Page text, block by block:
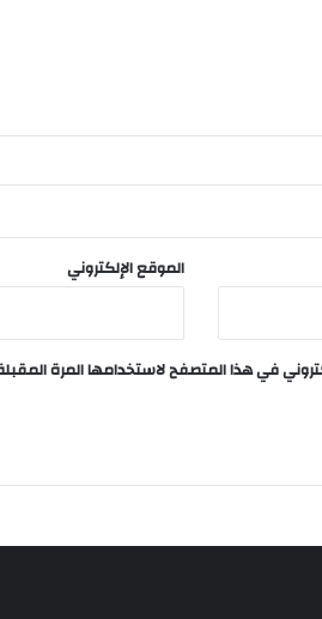
الموقع الإلكتروني
في هذا المتصفح لاستخدامها المرة